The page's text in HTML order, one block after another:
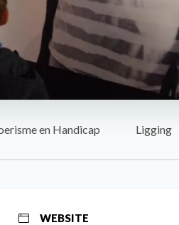
en Handicap Ligging
WEBSITE